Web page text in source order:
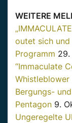
WEITERE
outet sich und
Programm
“Immaculate
Whistleblower
Bergungs-
Pentagon 9.
Ungeregelte